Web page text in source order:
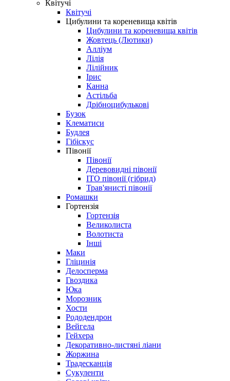
Квітучі
Квітучі
Цибулини та кореневища квітів
Цибулини та кореневища квітів
Жовтець (Лютики)
Алліум
Лілія
Лілійник
Ірис
Канна
Астільба
Дрібноцибулькові
Бузок
Клематиси
Будлея
Гібіскус
Півонії
Півонії
Деревовидні півонії
ІТО півонії (гібрид)
Трав'янисті півонії
Ромашки
Гортензія
Гортензія
Великолиста
Волотиста
Інші
Маки
Гліцинія
Делосперма
Гвоздика
Юка
Морозник
Хости
Рододендрон
Вейгела
Гейхера
Декоративно-листяні ліани
Жоржина
Традесканція
Сукуленти